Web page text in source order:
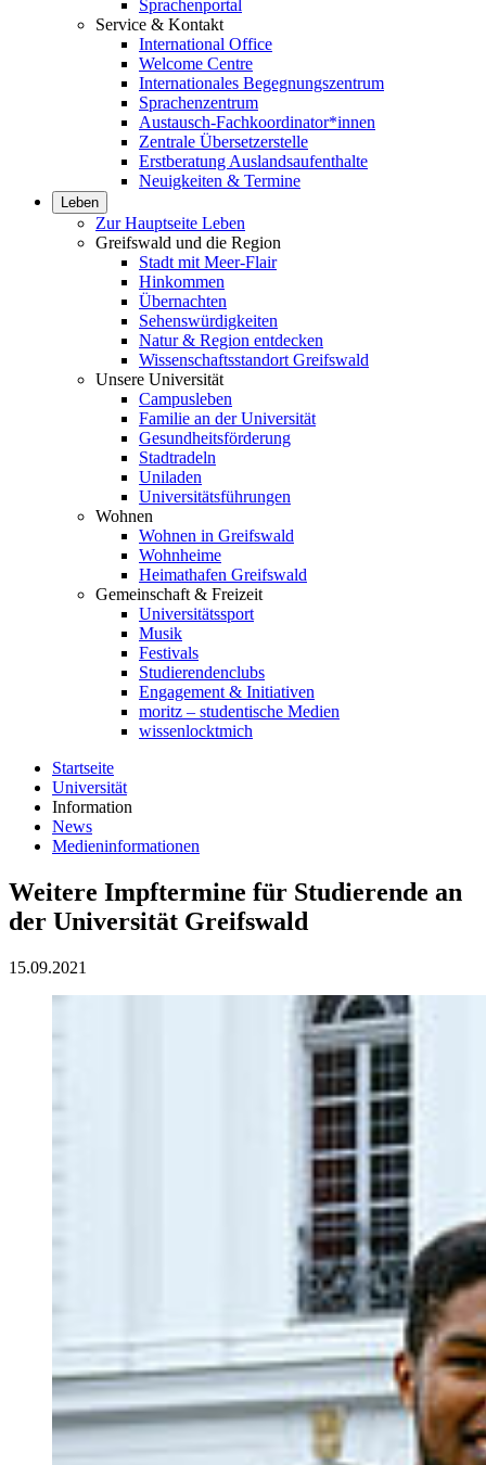
Sprachenportal
Service & Kontakt
International Office
Welcome Centre
Internationales Begegnungszentrum
Sprachenzentrum
Austausch-Fachkoordinator*innen
Zentrale Übersetzerstelle
Erstberatung Auslandsaufenthalte
Neuigkeiten & Termine
Leben
Zur Hauptseite Leben
Greifswald und die Region
Stadt mit Meer-Flair
Hinkommen
Übernachten
Sehenswürdigkeiten
Natur & Region entdecken
Wissenschaftsstandort Greifswald
Unsere Universität
Campusleben
Familie an der Universität
Gesundheitsförderung
Stadtradeln
Uniladen
Universitätsführungen
Wohnen
Wohnen in Greifswald
Wohnheime
Heimathafen Greifswald
Gemeinschaft & Freizeit
Universitätssport
Musik
Festivals
Studierendenclubs
Engagement & Initiativen
moritz – studentische Medien
wissenlocktmich
Startseite
Universität
Information
News
Medieninformationen
Weitere Impftermine für Studierende an
der Universität Greifswald
15.09.2021